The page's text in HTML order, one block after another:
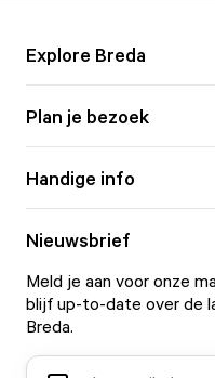
Explore Breda
Plan je bezoek
Handige info
Nieuwsbrief
Meld je aan voor onze
blijf up-to-date over de
Breda.